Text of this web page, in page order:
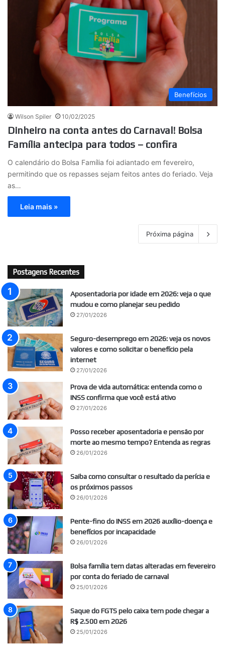
Benefícios
Wilson Spiler 10/02/2025
Dinheiro na conta antes do Carnaval! Bolsa
Família antecipa para todos – confira
O calendário do Bolsa Família foi adiantado em fevereiro,
permitindo que os repasses sejam feitos antes do feriado. Veja
as…
Leia mais »
Próxima página
Postagens Recentes
Aposentadoria por idade em 2026: veja o que
mudou e como planejar seu pedido
27/01/2026
Seguro-desemprego em 2026: veja os novos
valores e como solicitar o benefício pela
internet
27/01/2026
Prova de vida automática: entenda como o
INSS confirma que você está ativo
27/01/2026
Posso receber aposentadoria e pensão por
morte ao mesmo tempo? Entenda as regras
26/01/2026
Saiba como consultar o resultado da perícia e
os próximos passos
26/01/2026
Pente-fino do INSS em 2026 auxílio-doença e
benefícios por incapacidade
26/01/2026
Bolsa família tem datas alteradas em fevereiro
por conta do feriado de carnaval
25/01/2026
Saque do FGTS pelo caixa tem pode chegar a
R$ 2.500 em 2026
25/01/2026